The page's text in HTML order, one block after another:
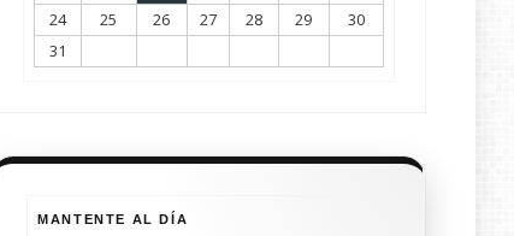
24
25 26 27 28 29
30
31
MANTENTE AL DÍA